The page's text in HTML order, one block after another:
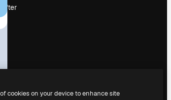
efter
cookies on your device to enhance site